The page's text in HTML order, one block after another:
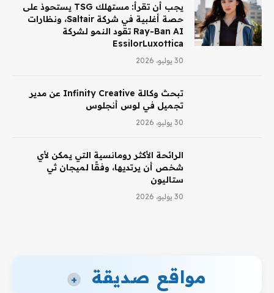
يجب أن تقرأ: مستهلك TSG يستحوذ على
حصة أغلبية في شركة Saltair، ونظارات
Ray-Ban AI تقود النمو لشركة
EssilorLuxottica
30 يوليو، 2026
تبحث وكالة Infinity Creative عن مدير
تجميل في لوس أنجلوس
30 يوليو، 2026
الرائحة الأكثر رومانسية التي يمكن لأي
شخص أن يرتديها، وفقًا لميجان ثي
ستاليون
30 يوليو، 2026
مواقع صديقة +